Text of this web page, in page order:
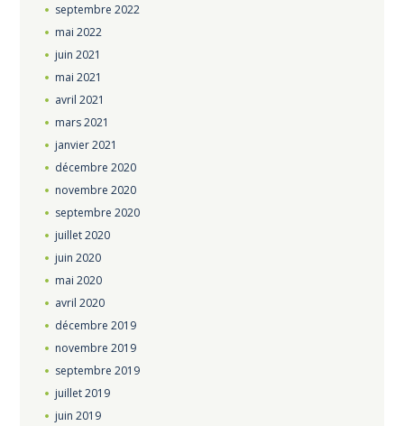
septembre 2022
mai 2022
juin 2021
mai 2021
avril 2021
mars2021
janvier2021
décembre 2020
novembre 2020
septembre 2020
juillet2020
juin 2020
mai 2020
avril 2020
décembre 2019
novembre 2019
septembre 2019
juillet2019
juin 2019